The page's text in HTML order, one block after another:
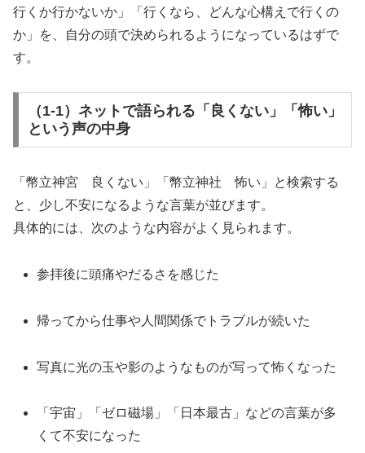
行くか行かないか」「行くなら、どんな心構えで行くの
か」を、自分の頭で決められるようになっているはずで
す。
（1-1）ネットで語られる「良くない」「怖い」
という声の中身
「幣立神宮 良くない」「幣立神社 怖い」と検索する
と、少し不安になるような言葉が並びます。
具体的には、次のような内容がよく見られます。
参拝後に頭痛やだるさを感じた
帰ってから仕事や人間関係でトラブルが続いた
写真に光の玉や影のようなものが写って怖くなった
「宇宙」「ゼロ磁場」「日本最古」などの言葉が多
くて不安になった